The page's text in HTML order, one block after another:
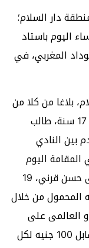
دار السلام؛
اليوم باستاد
المغربي، في
بلاغا من كلا من
عمرو هشام، 25 سنة، وعبد الرحمن خالد، 17 سنة، طالب
بين النادي
اليوم
باستاد برج العرب، من أحد الأشخاص يدعى حسن قرني، 19
المحمول من خلال
باسم ميدو العالمى على
موقع التواصل الاجتماعى “فيس بوك” مقابل 100 جنيه لكل